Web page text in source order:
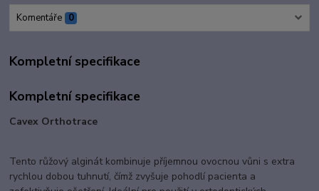
Komentáře 0
Kompletní specifikace
Kompletní specifikace
Cavex Orthotrace
Tento růžový alginát kombinuje příjemnou ovocnou vůni s extra
rychlou dobou tuhnutí, čímž zvyšuje pohodlí pacienta a